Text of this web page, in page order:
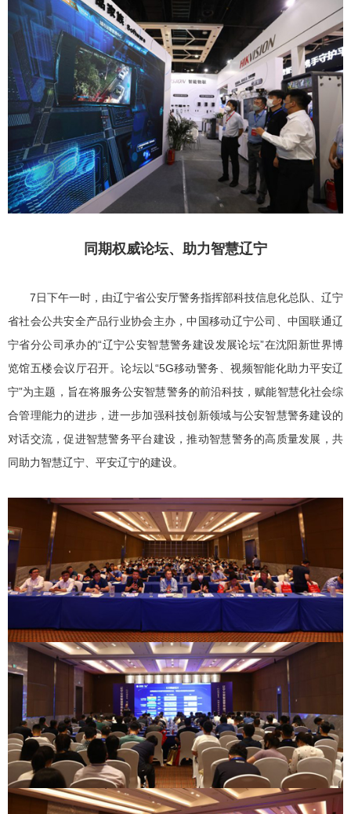
同期权威论坛、助力智慧辽宁
7日下午一时，由辽宁省公安厅警务指挥部科技信息化总队、辽宁
省社会公共安全产品行业协会主办，中国移动辽宁公司、中国联通辽
宁省分公司承办的“辽宁公安智慧警务建设发展论坛”在沈阳新世界博
览馆五楼会议厅召开。论坛以“5G移动警务、视频智能化助力平安辽
宁”为主题，旨在将服务公安智慧警务的前沿科技，赋能智慧化社会综
合管理能力的进步，进一步加强科技创新领域与公安智慧警务建设的
对话交流，促进智慧警务平台建设，推动智慧警务的高质量发展，共
同助力智慧辽宁、平安辽宁的建设。